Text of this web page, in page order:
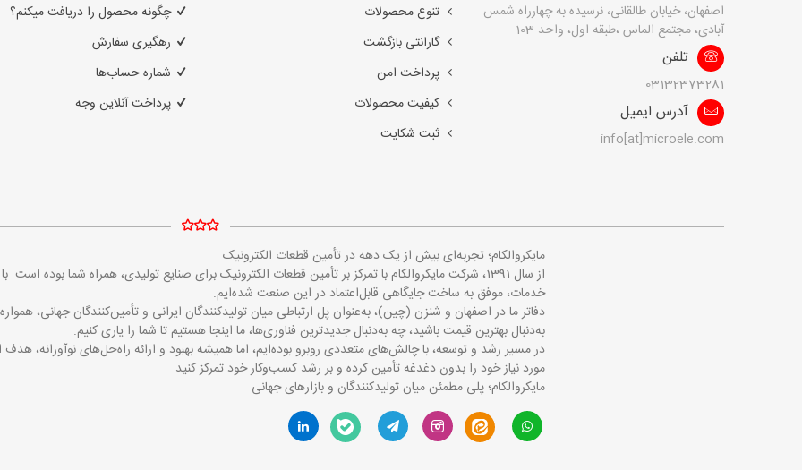
اصفهان، خیابان طالقانی، نرسیده به چهارراه شمس
آبادی، مجتمع الماس ،طبقه اول، واحد 103
تلفن
03132373281
آدرس ایمیل
info[at]microele.com
تنوع محصولات
گارانتی بازگشت
پرداخت امن
کیفیت محصولات
ثبت شکایت
چگونه محصول را دریافت میکنم؟
رهگیری سفارش
شماره حساب‌ها
پرداخت آنلاین وجه
مایکروالکام؛ تجربه‌ای بیش از یک دهه در تأمین قطعات الکترونیک
از سال 1391، شرکت مایکروالکام با تمرکز بر تأمین قطعات الکترونیک برای صنایع تولیدی، همراه شما
خدمات، موفق به ساخت جایگاهی قابل‌اعتماد در این صنعت شده‌ایم.
دفاتر ما در اصفهان و شنزن (چین)، به‌عنوان پل ارتباطی میان تولیدکنندگان ایرانی و تأمین‌کنندگان جهانی،
به‌دنبال بهترین قیمت باشید، چه به‌دنبال جدیدترین فناوری‌ها، ما اینجا هستیم تا شما را یاری کنیم.
در مسیر رشد و توسعه، با چالش‌های متعددی روبرو بوده‌ایم، اما همیشه بهبود و ارائه راه‌حل‌های نوآورانه،
مورد نیاز خود را بدون دغدغه تأمین کرده و بر رشد کسب‌وکار خود تمرکز کنید.
مایکروالکام؛ پلی مطمئن میان تولیدکنندگان و بازارهای جهانی